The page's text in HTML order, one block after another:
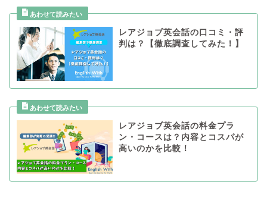
レアジョブ英会話の口コミ・評
判は？【徹底調査してみた！】
レアジョブ英会話の料金プラ
ン・コースは？内容とコスパが
高いのかを比較！